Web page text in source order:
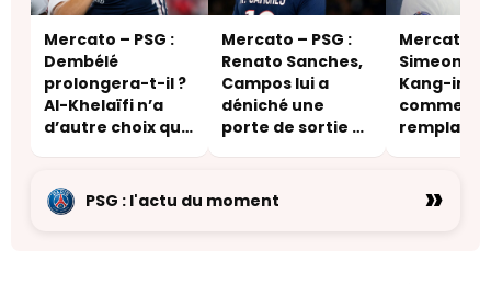
Mercato – PSG :
Dembélé
prolongera-t-il ?
Al-Khelaïfi n’a
d’autre choix que
chèques
Mercato – PSG :
Renato Sanches,
Campos lui a
déniché une
porte de sortie –
Mercato –
Simeone
Kang-in
comme le
PSG : l'actu du moment »